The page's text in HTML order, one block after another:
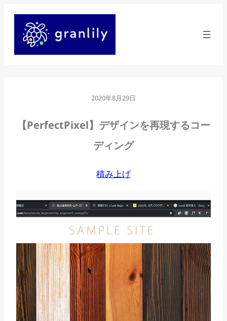
2020年8月29日
【PerfectPixel】デザインを再現するコー
ディング
積み上げ